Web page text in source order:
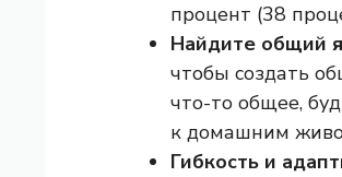
процент (38
Найдите общий
чтобы создать
что-то общее,
к домашним
Гибкость и